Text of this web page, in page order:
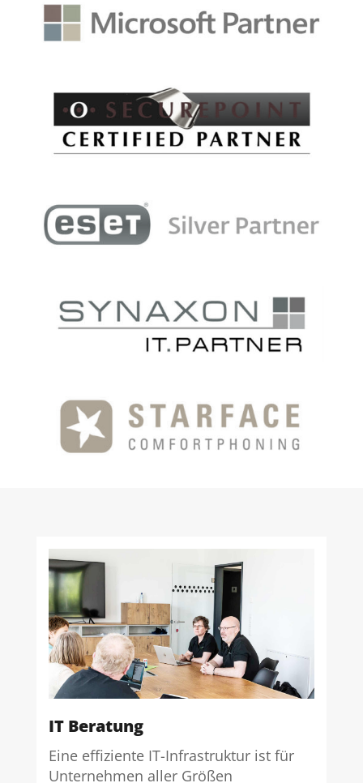
IT Beratung
Eine effiziente IT-Infrastruktur ist für
Unternehmen aller Größen